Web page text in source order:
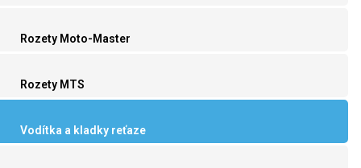
Rozety Moto-Master
Rozety MTS
Vodítka a kladky reťaze